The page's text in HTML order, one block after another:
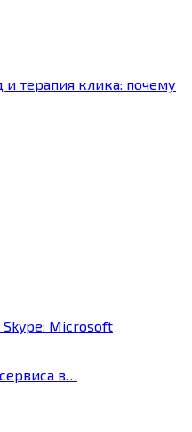
терапия клика: почему
Microsoft
в…